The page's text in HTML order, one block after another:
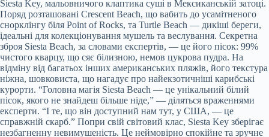
Siesta Key, мальовничого клаптика суші в Мексиканській затоці.
Поряд розташовані Crescent Beach, що вабить до усамітненого
снорклінгу біля Point of Rocks, та Turtle Beach — дикіші береги,
ідеальні для колекціонування мушель та веслування. Секретна
зброя Siesta Beach, за словами експертів, — це його пісок: 99%
чистого кварцу, що сяє білизною, немов цукрова пудра. На
відміну від багатьох інших американських пляжів, його текстура
ніжна, шовковиста, що нагадує про найекзотичніші карибські
курорти. “Головна магія Siesta Beach — це унікальний білий
пісок, якого не знайдеш більше ніде,” — діляться враженнями
експерти. “І те, що він доступний нам тут, у США, — це
справжній скарб.” Попри свій світовий клас, Siesta Key зберігає
незбагненну невимушеність. Це неймовірно спокійне та зручне